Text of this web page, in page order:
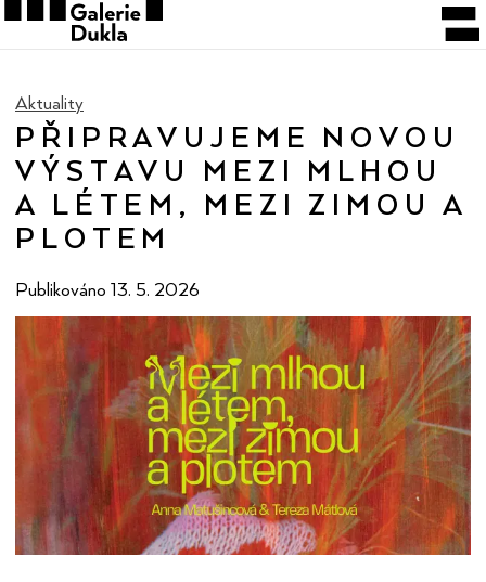
Aktuality
PŘIPRAVUJEME NOVOU
VÝSTAVU MEZI MLHOU
A LÉTEM, MEZI ZIMOU A
PLOTEM
Publikováno 13. 5. 2026